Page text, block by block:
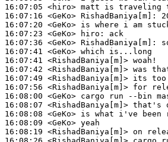
16:07:05 <hiro>
16:07:16 <GeKo> RishadBaniya[m]:
16:07:20 <GeKo>
16:07:23 <GeKo> hiro:
16:07:36 <GeKo> RishadBaniya[m]:
16:07:41 <GeKo>
16:07:41 <RishadBaniya[m]>
16:07:42 <RishadBaniya[m]>
16:07:49 <RishadBaniya[m]>
16:07:56 <RishadBaniya[m]>
16:08:00 <GeKo>
16:08:07 <RishadBaniya[m]>
16:08:08 <GeKo>
16:08:09 <GeKo>
16:08:19 <RishadBaniya[m]>